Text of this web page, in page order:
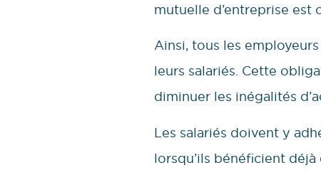
mutuelle d’entreprise est
Ainsi, tous les
leurs salariés. Cette
diminuer les inégalités
Les salariés doivent y
lorsqu’ils bénéficient